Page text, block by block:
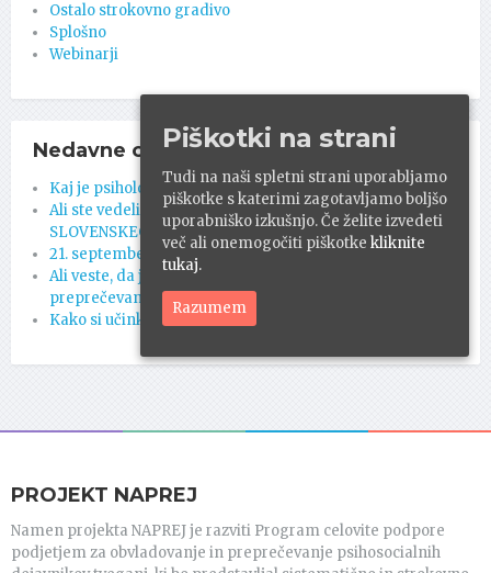
Ostalo strokovno gradivo
Splošno
Webinarji
Nedavne objave
Kaj je psihološka prožnost?
Ali ste vedeli, da je od leta 2020, 23. september DAN
SLOVENSKEGA ŠPORTA?
21. september – svetovni dan Alzheimerjeve bolezni.
Ali veste, da je bil 10. september svetovni dan
preprečevanja samomorov?
Kako si učinkovito organizirati čas?
PROJEKT NAPREJ
Namen projekta NAPREJ je razviti Program celovite podpore
podjetjem za obvladovanje in preprečevanje psihosocialnih
Piškotki na strani
Tudi na naši spletni strani uporabljamo
piškotke s katerimi zagotavljamo boljšo
uporabniško izkušnjo. Če želite izvedeti
več ali onemogočiti piškotke kliknite
tukaj.
Razumem